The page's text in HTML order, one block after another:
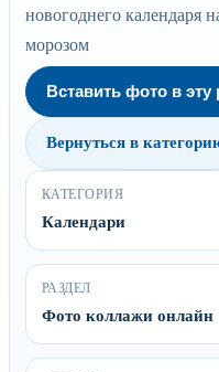
новогоднего календаря
морозом
Вставить фото в эту
Вернуться в
КАТЕГОРИЯ
Календари
РАЗДЕЛ
Фото коллажи онлайн